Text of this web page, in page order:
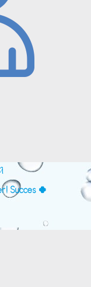
Succes 🍀